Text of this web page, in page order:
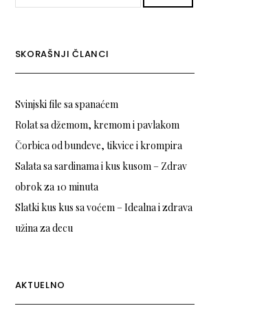
SKORAŠNJI ČLANCI
Svinjski file sa spanaćem
Rolat sa džemom, kremom i pavlakom
Čorbica od bundeve, tikvice i krompira
Salata sa sardinama i kus kusom – Zdrav
obrok za 10 minuta
Slatki kus kus sa voćem – Idealna i zdrava
užina za decu
AKTUELNO